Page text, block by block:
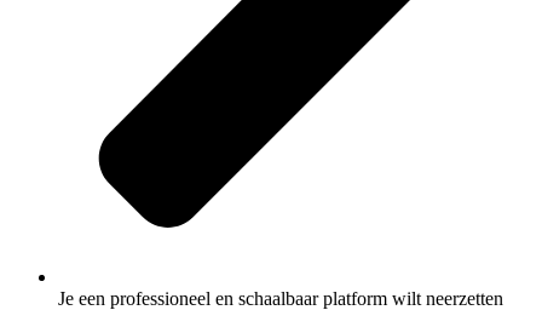
Je een professioneel en schaalbaar platform wilt neerzetten